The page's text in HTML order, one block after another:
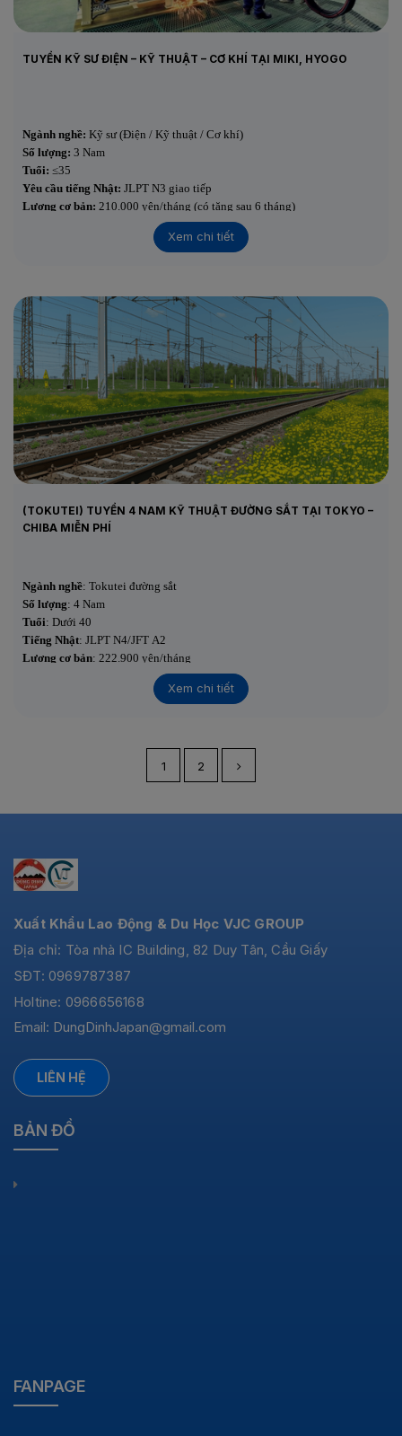
TUYỂN KỸ SƯ ĐIỆN – KỸ THUẬT – CƠ KHÍ TẠI MIKI, HYOGO
Ngành nghề: Kỹ sư (Điện / Kỹ thuật / Cơ khí)
Số lượng: 3 Nam
Tuổi: ≤35
Yêu cầu tiếng Nhật: JLPT N3 giao tiếp
Lương cơ bản: 210.000 yên/tháng (có tăng sau 6 tháng)
10–20h/tháng (~+30.000 yên)
8:30–17:30
Xem chi tiết
(TOKUTEI) TUYỂN 4 NAM KỸ THUẬT ĐƯỜNG SẮT TẠI TOKYO –
CHIBA MIỄN PHÍ
Ngành nghề: Tokutei đường sắt
Số lượng: 4 Nam
Tuổi: Dưới 40
Tiếng Nhật: JLPT N4/JFT A2
Lương cơ bản: 222.900 yên/tháng
: 2 lần/năm – tổng 4.2 tháng lương
: ~270.000 – 276.000 yên/tháng
Xem chi tiết
1 2
Xuất Khẩu Lao Động & Du Học VJC GROUP
Địa chỉ: Tòa nhà IC Building, 82 Duy Tân, Cầu Giấy
SĐT: 0969787387
Holtine: 0966656168
Email: DungDinhJapan@gmail.com
LIÊN HỆ
BẢN ĐỒ
FANPAGE